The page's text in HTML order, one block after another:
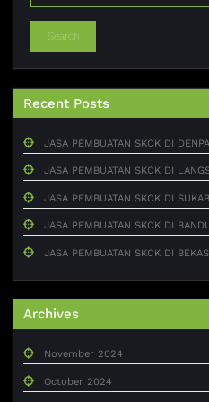
Search
Recent Posts
JASA PEMBUATAN SKCK DI
JASA PEMBUATAN SKCK DI
JASA PEMBUATAN SKCK DI
JASA PEMBUATAN SKCK DI
JASA PEMBUATAN SKCK DI
Archives
November 2024
October 2024